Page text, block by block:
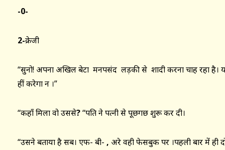
-0-
2-क्रेजी
“सुनो! अपना अखिल बेटा मनपसंद लड़की से शादी करना चाह रहा है।
हीं करेगा न ।”
“कहाँ मिला वो उससे?“पति ने पत्नी से पूछगछ शुरू कर दी।
“उसने बताया है सब। एफ- बी- , अरे वही फेसबुक पर ।पहली बार में